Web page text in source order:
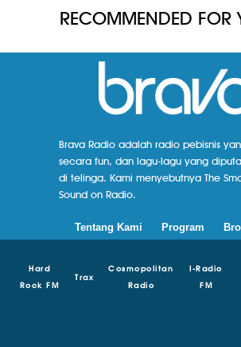
RECOMMENDED FOR
Brava Radio adalah radio pebisnis
secara fun, dan lagu-lagu yang
di telinga. Kami menyebutnya The
Sound on Radio.
Tentang Kami Program
Hard
Rock FM
Trax
Cosmopolitan
Radio
I-Radio
FM